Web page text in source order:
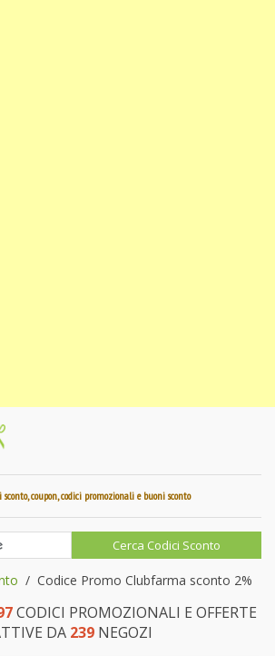
coupon, codici promozionali e buoni sconto
Codice Promo Clubfarma sconto 2%
CODICI PROMOZIONALI E OFFERTE
DA 239NEGOZI